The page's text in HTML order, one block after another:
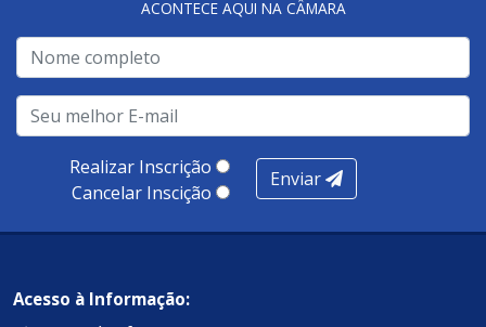
ACONTECE AQUI NA CÂMARA
Realizar Inscrição
Cancelar Inscição
Enviar
Acesso à Informação: